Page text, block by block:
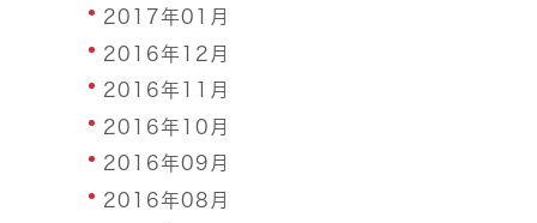
2017年01月
2016年12月
2016年11月
2016年10月
2016年09月
2016年08月